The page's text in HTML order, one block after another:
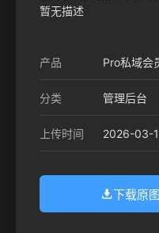
暂无描述
产品 Pro私域会
分类 管理后台
上传时间 2026-03-
下载原图